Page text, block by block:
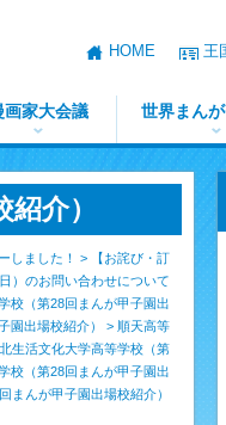
王
HOME
画家大会議 世界まん
介）
しました！ >
【お詫び・訂
）のお問い合わせについて
校（第28回まんが甲子園出
園出場校紹介） > 順天高等
生活文化大学高等学校（第
校（第28回まんが甲子園出
まんが甲子園出場校紹介）